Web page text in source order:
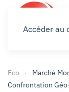
Accéder au
Eco
Marché
Confrontation